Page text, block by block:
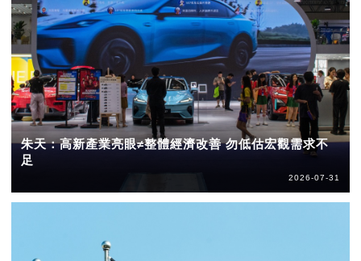
朱天：高新產業亮眼≠整體經濟改善 勿低估宏觀需求不
足
2026-07-31